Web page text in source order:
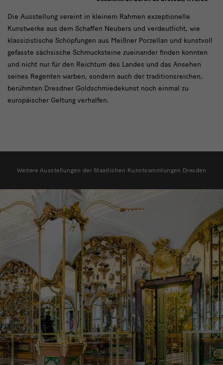
text3
Die Ausstellung vereint in kleinem Rahmen exzeptionelle
Kunstwerke aus dem Schaffen Neubers und verdeutlicht, wie
klassizistische Schöpfungen aus Meißner Porzellan und kunstvoll
gefasste sächsische Schmucksteine zueinander finden konnten
und nicht nur für den Reichtum des Landes und das Ansehen
seines Regenten warben, sondern auch der traditionsreichen,
berühmten Dresdner Goldschmiedekunst noch einmal zu
europäischer Geltung verhalfen.
Ausstellungen
Weitere Ausstellungen der Staatlichen Kunstsammlungen Dresden